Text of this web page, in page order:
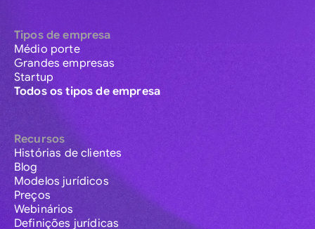
Tipos de empresa
Médio porte
Grandes empresas
Startup
Todos os tipos de empresa
Recursos
Histórias de clientes
Blog
Modelos jurídicos
Preços
Webinários
Definições jurídicas